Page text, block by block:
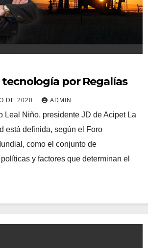
tecnología por Regalías
DE 2020 ADMIN
Leal Niño, presidente JD de Acipet La
está definida, según el Foro
como el conjunto de
y factores que determinan el